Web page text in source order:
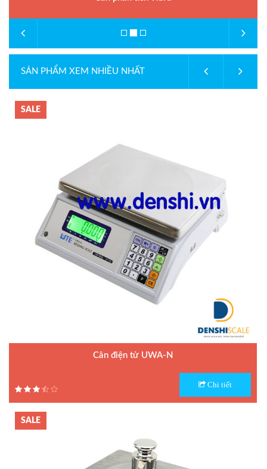
SẢN PHẨM XEM NHIỀU NHẤT
SALE
Cân điện tử UWA-N
Hãng sản xuất : UTE
Chi tiết
SALE